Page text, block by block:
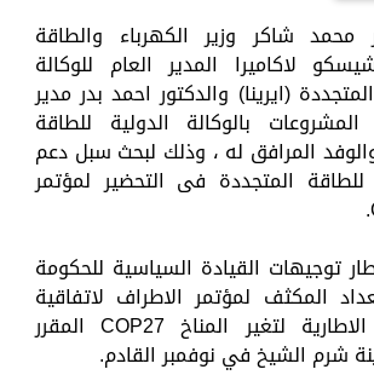
محمد شاكر وزير الكهرباء والطاقة
لاكاميرا المدير العام للوكالة
(ايرينا) والدكتور احمد بدر مدير
بالوكالة الدولية للطاقة
والوفد المرافق له ، وذلك لبحث سبل دعم
للطاقة المتجددة فى التحضير لمؤتمر
توجيهات القيادة السياسية للحكومة
المكثف لمؤتمر الاطراف لاتفاقية
الامم المتحدة الاطارية لتغير المناخ COP27 المقرر
شرم الشيخ في نوفمبر القادم.